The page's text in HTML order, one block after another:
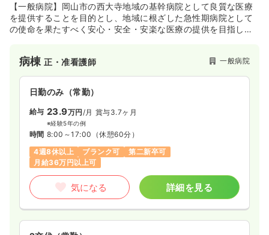
外来 一般＋療養
日勤のみ（常勤） 一時募集休止
給与 18.8〜24.4
時間 8:30～17:00 （休憩60分）
日祝休み
年間休日120日
気になる
【一般病院】岡山市の西大寺地域の基幹病院として良質な医療
を提供することを目的とし、地域に根ざした急性期病院として
の使命を果たすべく安心・安全・安楽な医療の提供を目指し診
役割、地域連携パスによる大腿骨頚部骨折、脳梗塞患者様への
地域ぐるみの医療活動など地域医療支援の活動を活発に行って
おります。
病棟正・准看護師 一般病院
日勤のみ（常勤）
給与 23.9万円 /月 賞与3.7ヶ月
※経験5年の例
時間 8:00～17:00 （休憩60分）
4週8休以上
ブランク可
第二新卒可
月給36万円以上可
気になる 詳細を見る